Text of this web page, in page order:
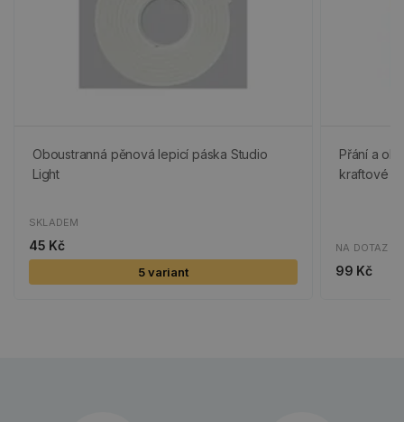
Oboustranná pěnová lepicí páska Studio
Light
SKLADEM
45 Kč
5 variant
Přání a
kraftové
NA DOTAZ
99 Kč